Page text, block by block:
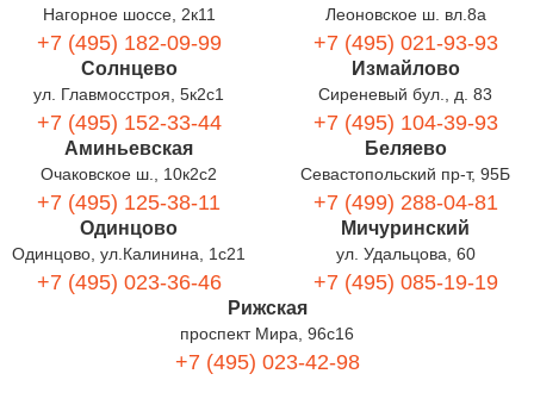
Нагорное шоссе, 2к11
+7 (495) 182-09-99
Леоновское ш. вл.8а
+7 (495) 021-93-93
Солнцево
ул. Главмосстроя, 5к2с1
+7 (495) 152-33-44
Измайлово
Сиреневый бул., д. 83
+7 (495) 104-39-93
Аминьевская
Очаковское ш., 10к2с2
+7 (495) 125-38-11
Беляево
Севастопольский пр-т, 95Б
+7 (499) 288-04-81
Одинцово
Одинцово, ул.Калинина, 1с21
+7 (495) 023-36-46
Мичуринский
ул. Удальцова, 60
+7 (495) 085-19-19
Рижская
проспект Мира, 96с16
+7 (495) 023-42-98